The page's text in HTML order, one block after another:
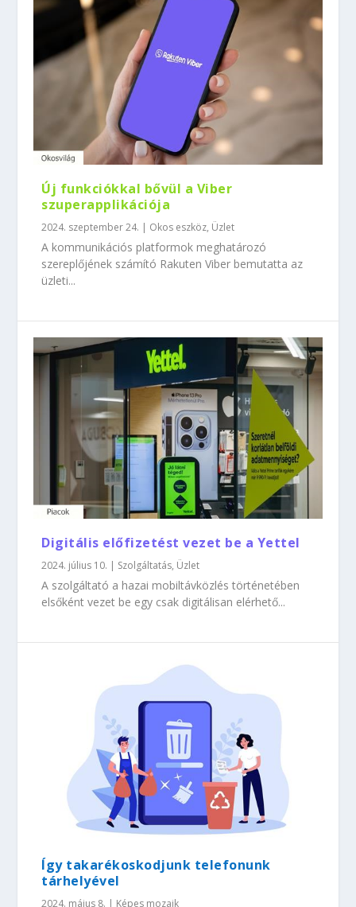
Új funkciókkal bővül a Viber
szuperapplikációja
2024. szeptember 24. | Okos eszköz, Üzlet
A kommunikációs platformok meghatározó
szereplőjének számító Rakuten Viber bemutatta az
üzleti...
Digitális előfizetést vezet be a Yettel
2024. július 10. | Szolgáltatás, Üzlet
A szolgáltató a hazai mobiltávközlés történetében
elsőként vezet be egy csak digitálisan elérhető...
Így takarékoskodjunk telefonunk
tárhelyével
2024. május 8. | Képes mozaik